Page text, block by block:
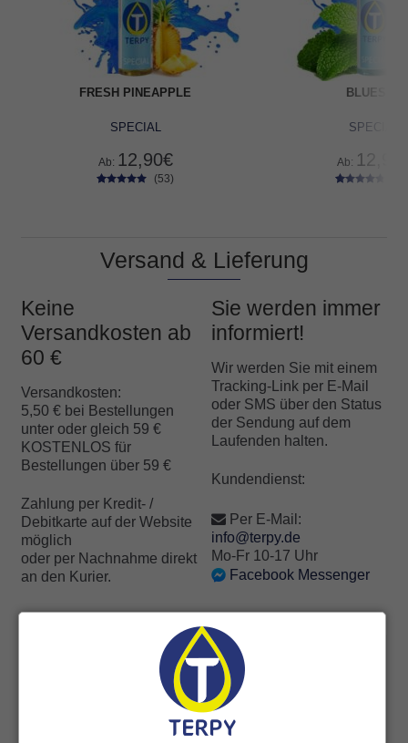
FRESH PINEAPPLE
SPECIAL
Ab: 12,90€
auf
Kundenbe
(53)
BLUESKY
SPECIAL
Ab: 12,90
Versand & Lieferung
Keine
Versandkosten ab
60 €
Versandkosten:
5,50 € bei Bestellungen
unter oder gleich 59 €
KOSTENLOS für
Bestellungen über 59 €
Zahlung per Kredit- /
Debitkarte auf der Website
möglich
oder per Nachnahme direkt
an den Kurier.
Sie werden immer
informiert!
Wir werden Sie mit einem
Tracking-Link per E-Mail
oder SMS über den Status
der Sendung auf dem
Laufenden halten.
Kundendienst:
Per E-Mail:
info@terpy.de
Mo-Fr 10-17 Uhr
Facebook Messenger
54 Bewertungen fürMANGO SHOW
4,7